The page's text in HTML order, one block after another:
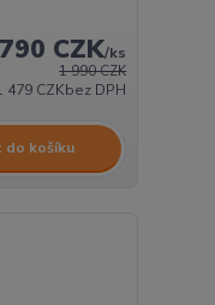
1 990 CZK
CZK/ks
479 CZKbez DPH
do košíku